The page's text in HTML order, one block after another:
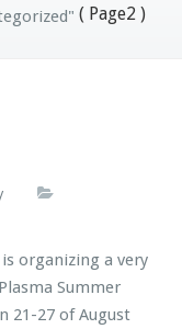
( Page2 )
is organizing a very
Summer
21-27 of August